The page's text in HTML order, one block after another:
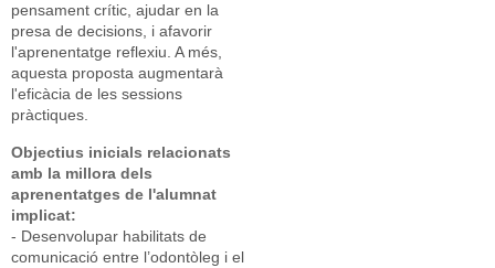
pensament crític, ajudar en la
presa de decisions, i afavorir
l'aprenentatge reflexiu. A més,
aquesta proposta augmentarà
l'eficàcia de les sessions
pràctiques.
Objectius inicials relacionats
amb la millora dels
aprenentatges de l'alumnat
implicat:
- Desenvolupar habilitats de
comunicació entre l’odontòleg i el